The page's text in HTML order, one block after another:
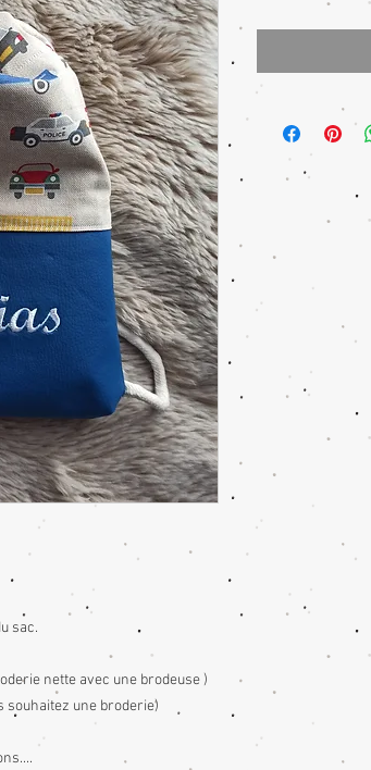
sac.
nette avec une brodeuse )
souhaitez une broderie)